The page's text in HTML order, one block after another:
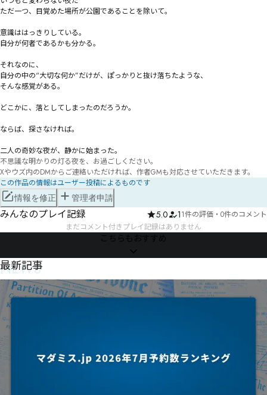
ただ一つ、目覚めた場所が公園であることを除いて。
意識ははっきりしている。
自分が何者であるかも分かる。
それなのに、
自分の中の“大切な何か”だけが、ぽっかりと抜け落ちたような、
そんな感覚がある。
どこかに、落としてしまったのだろうか。
――ならば、探さなければ。
二人の奇妙な夜が、静かに始まった。
不思議な明かりの灯る夜を、お過ごしください。
Xやウズ内のDMからご連絡いただければ、作者GMも対応させていただきます。
この作品の情報はユーザー投稿によるものです
情報を修正 管理者申請
みんなのプレイ記録 5.0 11件の評価 ・ 0件のコメント
まだコメント付きプレイ記録はありません
こちらもおすすめ
NEWS
最新記事